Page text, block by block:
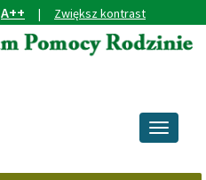
A++ | Zwiększ kontrast
Przełącz